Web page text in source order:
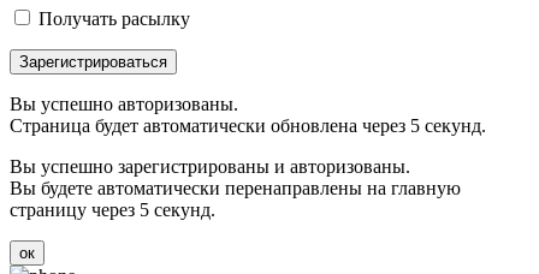
Получать расылку
Зарегистрироваться
Вы успешно авторизованы.
Страница будет автоматически обновлена через 5 секунд.
Вы успешно зарегистрированы и авторизованы.
Вы будете автоматически перенаправлены на главную
страницу через 5 секунд.
ок